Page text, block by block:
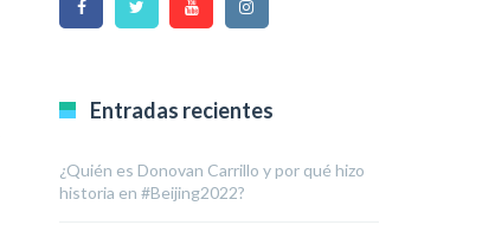
Entradas recientes
¿Quién es Donovan Carrillo y por qué hizo
historia en #Beijing2022?